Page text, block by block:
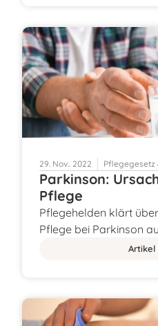
29. Nov.. 2022 Pflegegesetz
Parkinson:
Pflege
Pflegehelden klärt
Pflege bei Parkinson
Artikel